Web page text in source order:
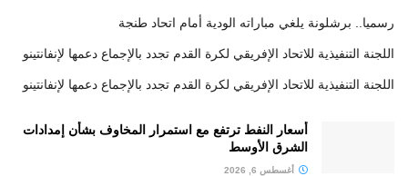
رسميا.. برشلونة يلغي مباراته الودية أمام اتحاد طنجة
اللجنة التنفيذية للاتحاد الإفريقي لكرة القدم تجدد بالإجماع دعمها لإنفانتينو
اللجنة التنفيذية للاتحاد الإفريقي لكرة القدم تجدد بالإجماع دعمها لإنفانتينو
أسعار النفط ترتفع مع استمرار المخاوف بشأن إمدادات
الشرق الأوسط
أغسطس 6, 2026